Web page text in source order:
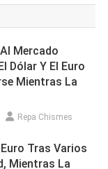
Mercado
Dólar Y El Euro
Mientras La
Repa Chismes
Tras Varios
Mientras La